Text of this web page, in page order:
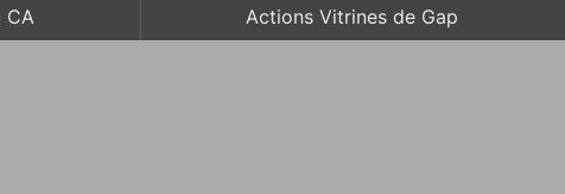
CA Actions Vitrines de Gap